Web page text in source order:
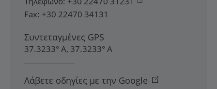
Fax: +30 22470 34131
Συντεταγμένες GPS
37.3233° Α, 37.3233° Α
Λάβετε οδηγίες με την Google